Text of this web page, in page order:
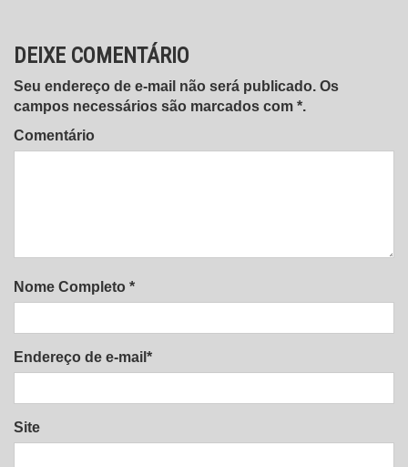
DEIXE COMENTÁRIO
Seu endereço de e-mail não será publicado. Os
campos necessários são marcados com *.
Comentário
Nome Completo *
Endereço de e-mail*
Site